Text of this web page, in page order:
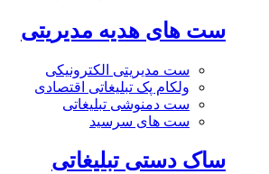
ست های هدیه مدیریتی
ست مدیریتی الکترونیکی
ولکام پک تبلیغاتی اقتصادی
ست دمنوشی تبلیغاتی
ست های سرسید
ساک دستی تبلیغاتی